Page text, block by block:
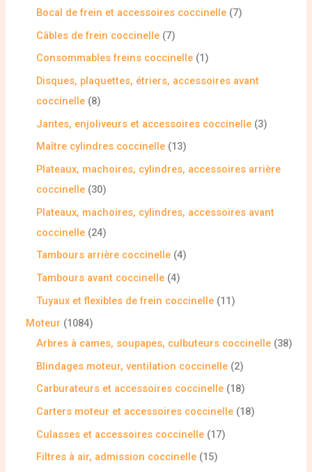
Bocal de frein et accessoires coccinelle 7
Câbles de frein coccinelle 7
Consommables freins coccinelle 1
Disques, plaquettes, étriers, accessoires avant
coccinelle 8
Jantes, enjoliveurs et accessoires coccinelle 3
Maître cylindres coccinelle 13
Plateaux, machoires, cylindres, accessoires arrière
coccinelle 30
Plateaux, machoires, cylindres, accessoires avant
coccinelle 24
Tambours arrière coccinelle 4
Tambours avant coccinelle 4
Tuyaux et flexibles de frein coccinelle 11
Moteur
1084
Arbres à cames, soupapes, culbuteurs coccinelle 38
Blindages moteur, ventilation coccinelle 2
Carburateurs et accessoires coccinelle 18
Carters moteur et accessoires coccinelle 18
Culasses et accessoires coccinelle 17
Filtres à air, admission coccinelle 15